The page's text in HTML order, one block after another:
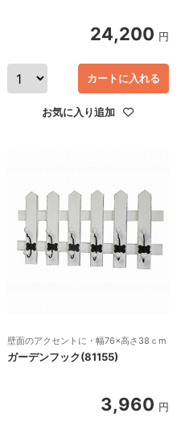
24,200 円
カートに入れる
お気に入り追加
壁面のアクセントに・幅76×高さ38ｃm
ガーデンフック(81155)
3,960 円